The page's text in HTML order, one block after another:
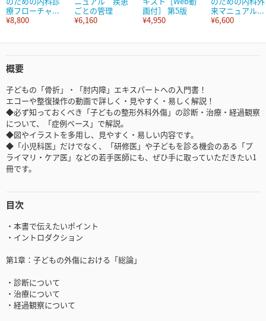
療フローチャ...
¥8,800
ごとの管理
¥6,160
画付］ 第5版
¥4,950
来マニュアル...
¥6,600
概要
子どもの「骨折」・「肘内障」エキスパートへの入門書！
エコーや整復操作の動画で詳しく・見やすく・易しく解説！
◆必ず知っておくべき「子どもの整形外科外傷」の診断・治療・経過観察
について、「症例ベース」で解説。
◆図やイラストを多用し、見やすく・易しい内容です。
◆「小児科医」だけでなく、「研修医」や子どもを診る機会のある「プ
ライマリ・ケア医」などの若手医師にも、ぜひ手に取っていただきたい1
冊です。
目次
・本書で伝えたいポイント
・イントロダクション
第1章：子どもの外傷における「総論」
・診断について
・治療について
・経過観察について